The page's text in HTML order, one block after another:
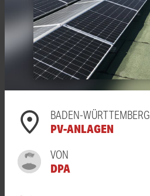
BADEN-WÜRTTEMBERG
PV-ANLAGEN
VON
DPA